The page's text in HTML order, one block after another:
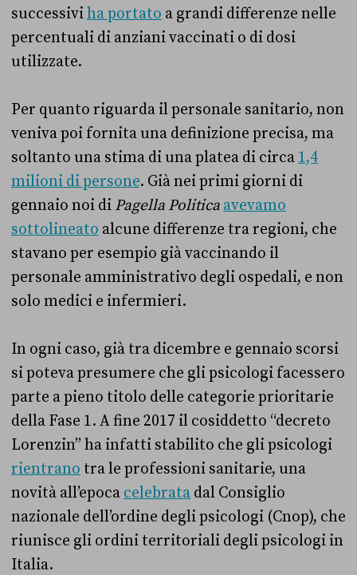
successiviha portato a grandi differenze nelle
percentuali di anziani vaccinati o di dosi
utilizzate.
Per quanto riguarda il personale sanitario, non
veniva poi fornita una definizione precisa, ma
soltanto una stima di una platea di circa 1,4
milioni di persone. Già nei primi giorni di
gennaio noi di Pagella Politica avevamo
sottolineato alcune differenze tra regioni, che
stavano per esempio già vaccinando il
personale amministrativo degli ospedali, e non
solo medici e infermieri.
In ogni caso, già tra dicembre e gennaio scorsi
si poteva presumere che gli psicologi facessero
parte a pieno titolo delle categorie prioritarie
della Fase 1. A fine 2017 il cosiddetto “decreto
Lorenzin” ha infatti stabilito che gli psicologi
rientrano tra le professioni sanitarie, una
novità all’epoca celebrata dal Consiglio
nazionale dell’ordine degli psicologi (Cnop), che
riunisce gli ordini territoriali degli psicologi in
Italia.